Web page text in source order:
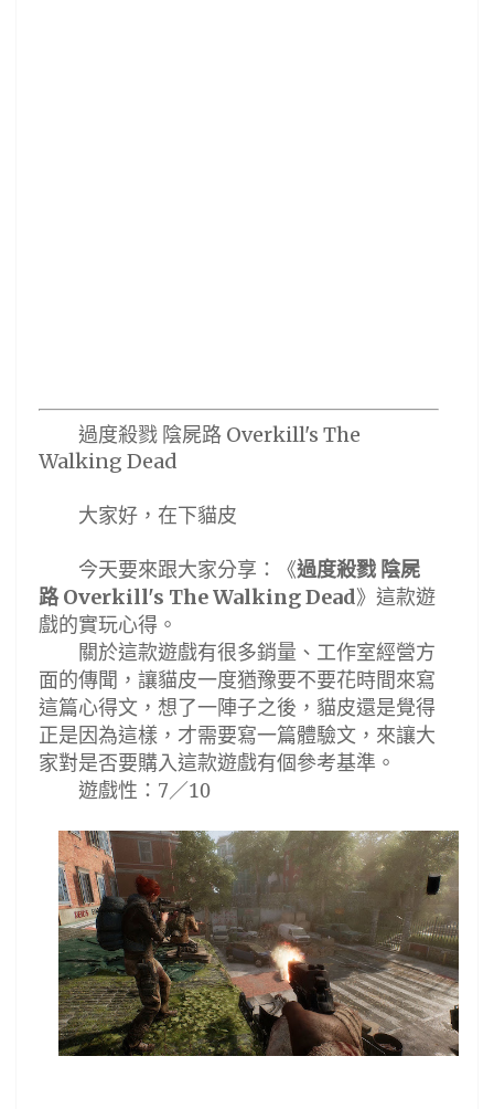
過度殺戮 陰屍路 Overkill's The
Walking Dead
大家好，在下貓皮
今天要來跟大家分享 ：《過度殺戮 陰屍
路Overkill's The Walking Dead》 這款遊
戲的實玩心得。
關於這款遊戲有很多銷量 、工作室經營方
面的傳聞，讓貓皮一度猶豫要不要花時間來寫
這篇心得文，想了一陣子之後，貓皮還是覺得
正是因為這樣，才需要寫一篇體驗文，來讓大
家對是否要購入這款遊戲有個參考基準。
遊戲性 ： 7／10